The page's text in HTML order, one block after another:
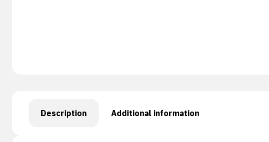
Description Additional information